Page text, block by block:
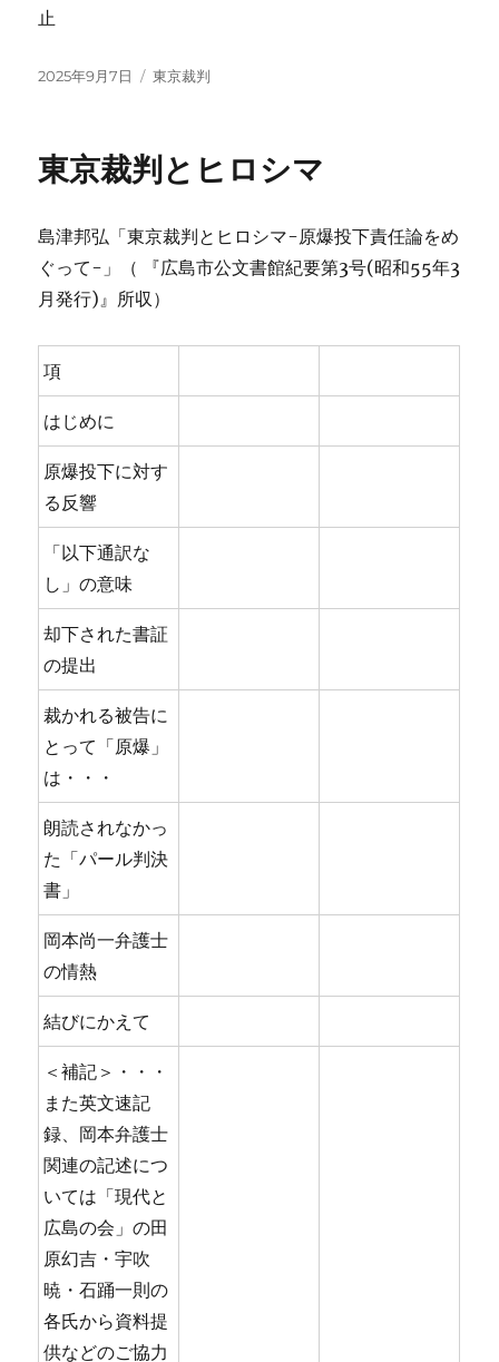
止
投
2025年9月7日
カ
東京裁判
東京裁判とヒロシマ
島津邦弘「東京裁判とヒロシマ-原爆投下責任論をめ
ぐって-」（ 『広島市公文書館紀要第3号(昭和55年3
月発行)』所収）
項
はじめに
原爆投下に対す
る反響
「以下通訳な
し」の意味
却下された書証
の提出
裁かれる被告に
とって「原爆」
は・・・
朗読されなかっ
た「パール判決
書」
岡本尚一弁護士
の情熱
結びにかえて
＜補記＞・・・
また英文速記
録、岡本弁護士
関連の記述につ
いては「現代と
広島の会」の田
原幻吉・宇吹
暁・石踊一則の
各氏から資料提
供などのご協力